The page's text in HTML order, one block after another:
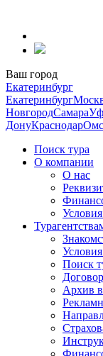
содержанию
Ваш город
Екатеринбург
Екатеринбург
НовгородСамара
ДонуКраснодар
Поиск тура
О компании
О нас
Поиск
Договор
Архив